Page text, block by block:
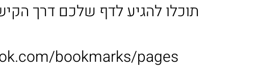
תוכלו להגיע לדף שלכם דרך
bookmarks/pages